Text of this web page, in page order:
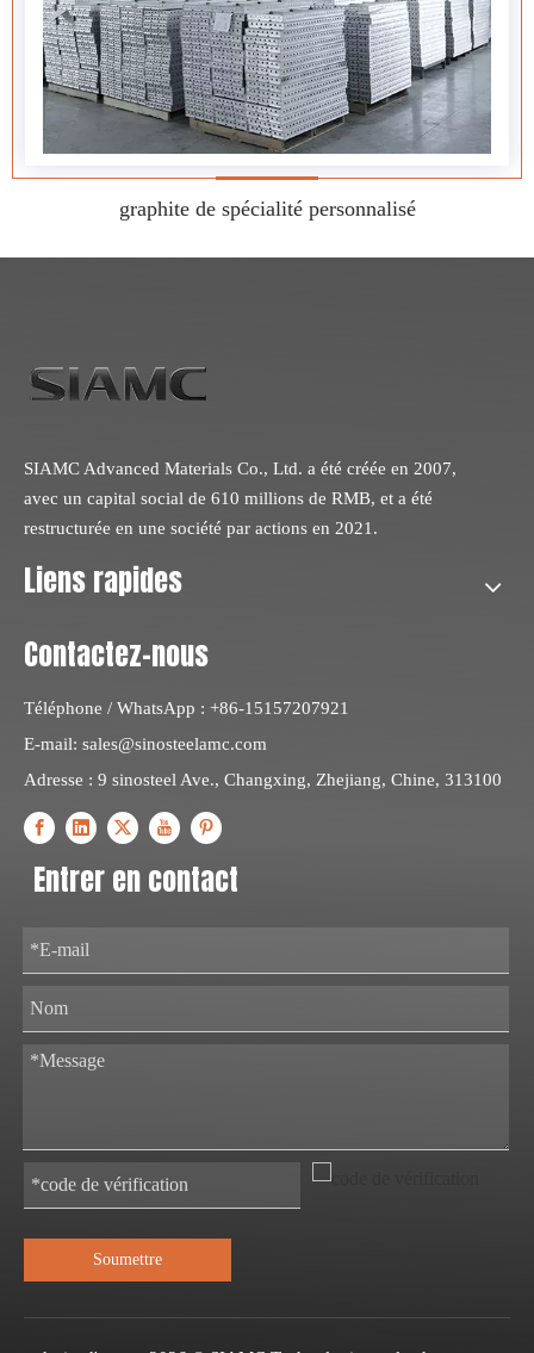
graphite de spécialité personnalisé
SIAMC Advanced Materials Co., Ltd. a été créée en 2007,
avec un capital social de 610 millions de RMB, et a été
restructurée en une société par actions en 2021.
Liens rapides
Contactez-nous
Téléphone / WhatsApp : +86-15157207921
E-mail: sales@sinosteelamc.com
Adresse : 9 sinosteel Ave., Changxing, Zhejiang, Chine, 313100
Entrer en contact
Soumettre